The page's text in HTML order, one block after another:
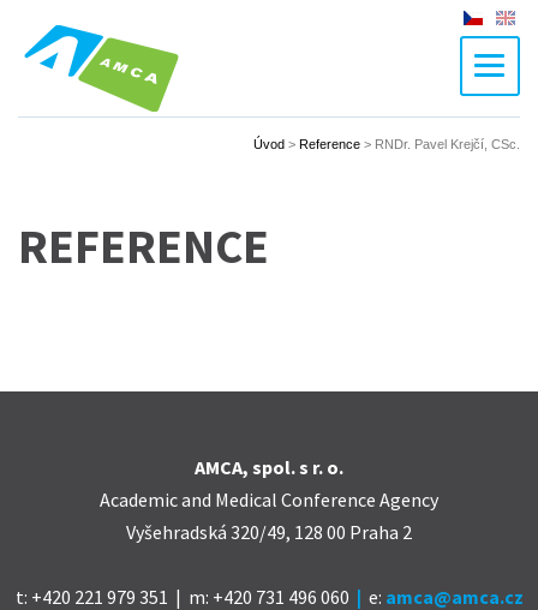
Czech
Úvod > Reference > RNDr. Pavel Krejčí, CSc.
REFERENCE
AMCA, spol. s r. o.
Academic and Medical Conference Agency
Vyšehradská 320/49, 128 00 Praha 2
t: +420 221 979 351 | m: +420 731 496 060 | e: amca@amca.cz